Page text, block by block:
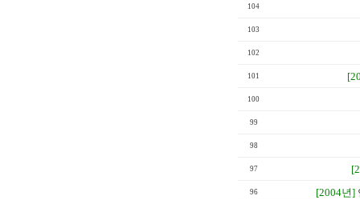
104
103
102
101
100
99
98
97
96 [2004년]